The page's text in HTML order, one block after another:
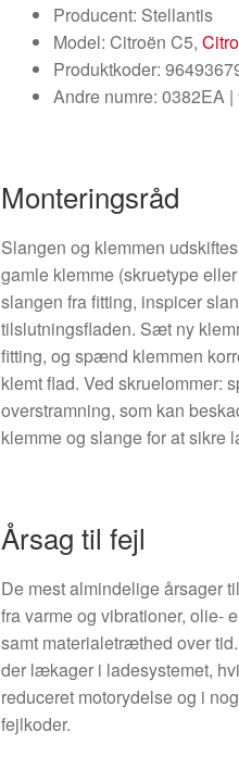
Producent: Stellantis
Model: Citroën C5,
Produktkoder:
Andre numre: 0382EA
Monteringsråd
Slangen og klemmen
gamle klemme (skruetype
slangen fra fitting, inspicer
tilslutningsfladen. Sæt ny
fitting, og spænd klemmen
klemt flad. Ved skruelommer:
overstramning, som kan
klemme og slange for at sikre
Årsag til fejl
De mest almindelige årsager
fra varme og vibrationer, olie-
samt materialetræthed over
der lækager i ladesystemet,
reduceret motorydelse og i
fejlkoder.